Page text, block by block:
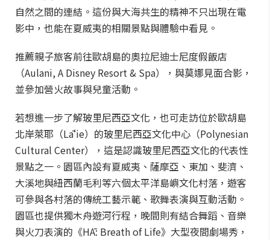
自然之間的連結。這份與大海共生的精神不只出現在電
影中，也能在夏威夷的相關景點與體驗中看見。
推薦親子旅客前往歐胡島的奧拉尼迪士尼度假飯店
（Aulani, A Disney Resort & Spa），與莫娜見面合影，
並參加營火故事與兒童活動。
若想進一步了解玻里尼西亞文化，也可走訪位於歐胡島
北岸萊耶（Lāʻie）的玻里尼西亞文化中心（Polynesian
Cultural Center），這是認識玻里尼西亞文化的代表性
景點之一。園區內設有夏威夷、薩摩亞、東加、斐濟、
大溪地與紐西蘭毛利等六個太平洋島嶼文化村落，遊客
可參與各村落的傳統工藝示範、歌舞表演與互動活動。
園區也提供獨木舟遊河行程，晚間則有結合舞蹈、音樂
與火刀表演的《HĀ: Breath of Life》大型夜間劇場秀，